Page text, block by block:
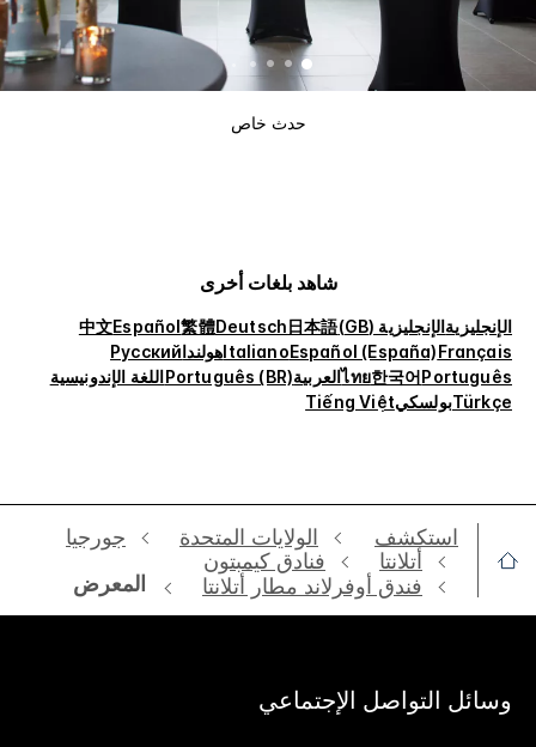
حدث خاص
شاهد بلغات أخرى
الإنجليزيةالإنجليزية (GB) 日本語
Deutsch
繁體
Español
中文
Français
Español (España)
ItalianoهولنداРусский
Português
한국어
ไทยالعربيةPortuguês (BR)اللغة الإندونيسية
TürkçeبولسكيTiếng Việt
استكشف الولايات المتحدة
جورجيا
أتلانتا
فنادق كيمبتون
فندق أوفرلاند مطار أتلانتا
المعرض
وسائل التواصل الإجتماعي